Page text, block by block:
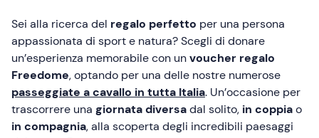
Sei alla ricerca del regalo perfetto per una persona
appassionata di sport e natura? Scegli di donare
un’esperienza memorabile con unvoucher regalo
Freedome, optando per una delle nostre numerose
passeggiate a cavallo in tutta Italia. Un’occasione per
trascorrere una giornata diversadal solito, in coppiao
in compagnia, alla scoperta degli incredibili paesaggi